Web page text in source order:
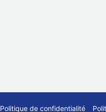
Politique de confidentialité